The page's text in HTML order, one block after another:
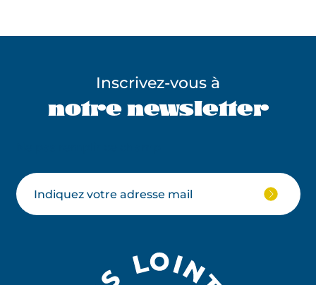
Inscrivez-vous à
notre newsletter
Votre
email
JE